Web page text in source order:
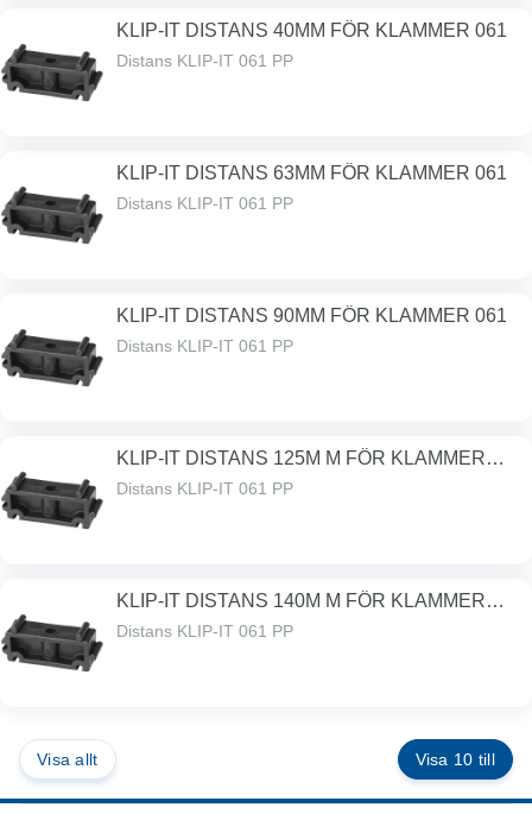
KLIP-IT DISTANS 40MM FÖR KLAMMER 061
Distans KLIP-IT 061 PP
KLIP-IT DISTANS 63MM FÖR KLAMMER 061
Distans KLIP-IT 061 PP
KLIP-IT DISTANS 90MM FÖR KLAMMER 061
Distans KLIP-IT 061 PP
KLIP-IT DISTANS 125M M FÖR KLAMMER
061
Distans KLIP-IT 061 PP
KLIP-IT DISTANS 140M M FÖR KLAMMER
061
Distans KLIP-IT 061 PP
Visa allt Visa 10 till